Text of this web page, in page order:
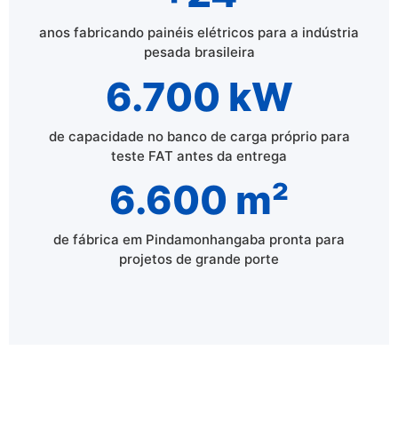
anos fabricando painéis elétricos para a indústria
pesada brasileira
6.700 kW
de capacidade no banco de carga próprio para
teste FAT antes da entrega
6.600 m²
de fábrica em Pindamonhangaba pronta para
projetos de grande porte